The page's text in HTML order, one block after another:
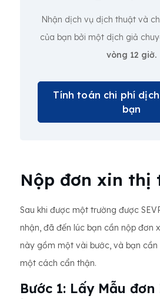
Nhận dịch vụ dịch thuật và
của bạn bởi một dịch giả
vòng 12 giờ.
Tính toán chi phí
bạn
Nộp đơn xin thị
Sau khi được một trường được
nhận, đã đến lúc bạn cần nộp đơn
này gồm một vài bước, và bạn
một cách cẩn thận.
Bước 1: Lấy Mẫu